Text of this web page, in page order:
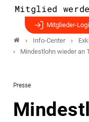
Mitglied
Mitglieder-
Info-Center
Mindestlohn wieder an
Presse